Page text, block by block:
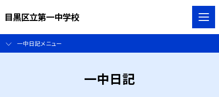
目黒区立第一中学校
一中日記メニュー
一中日記